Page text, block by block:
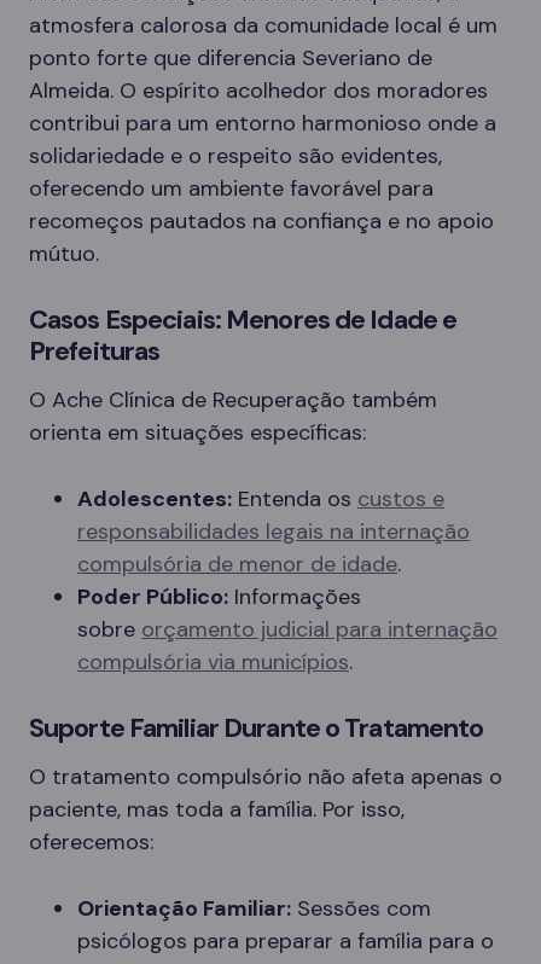
atmosfera calorosa da comunidade local é um
ponto forte que diferencia Severiano de
Almeida. O espírito acolhedor dos moradores
contribui para um entorno harmonioso onde a
solidariedade e o respeito são evidentes,
oferecendo um ambiente favorável para
recomeços pautados na confiança e no apoio
mútuo.
Casos Especiais: Menores de Idade e
Prefeituras
O Ache Clínica de Recuperação também
orienta em situações específicas:
Adolescentes: Entenda os custos e
responsabilidades legais na internação
compulsória de menor de idade.
Poder Público: Informações
sobre orçamento judicial para internação
compulsória via municípios.
Suporte Familiar Durante o Tratamento
O tratamento compulsório não afeta apenas o
paciente, mas toda a família. Por isso,
oferecemos:
Orientação Familiar: Sessões com
psicólogos para preparar a família para o